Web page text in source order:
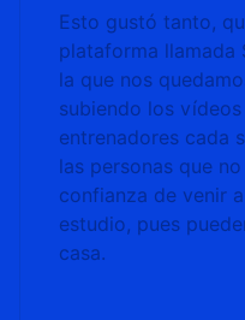
Esto gustó tanto,
plataforma llamada
la que nos
subiendo los
entrenadores cada
las personas que
confianza de venir
estudio, pues
casa.